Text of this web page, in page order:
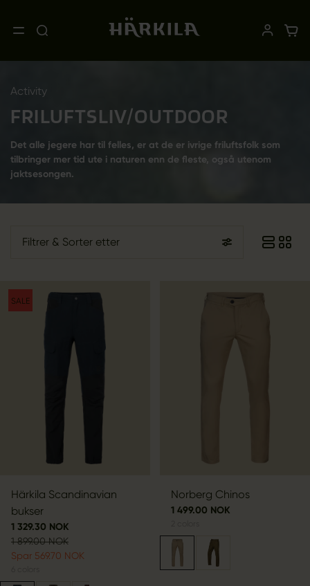
Activity
FRILUFTSLIV/OUTDOOR
Det alle jegere har til felles, er at de er ivrige friluftsfolk som
tilbringer mer tid ute i naturen enn de fleste, også utenom
jaktsesongen.
Filtrer & Sorter etter
SALE
Härkila Scandinavian
bukser
1 329.30 NOK
1 899.00 NOK
Spar 569.70 NOK
Norberg Chinos
1 499.00 NOK